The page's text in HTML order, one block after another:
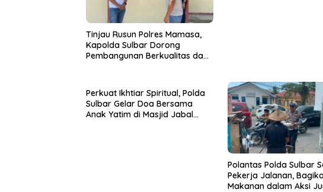
Tinjau Rusun Polres Mamasa,
Kapolda Sulbar Dorong
Pembangunan Berkualitas dan
Perkuat Ikhtiar Spiritual, Polda
Sulbar Gelar Doa Bersama
Anak Yatim di Masjid Jabal
Polantas Polda Sulbar
Pekerja Jalanan,
Makanan dalam Aksi